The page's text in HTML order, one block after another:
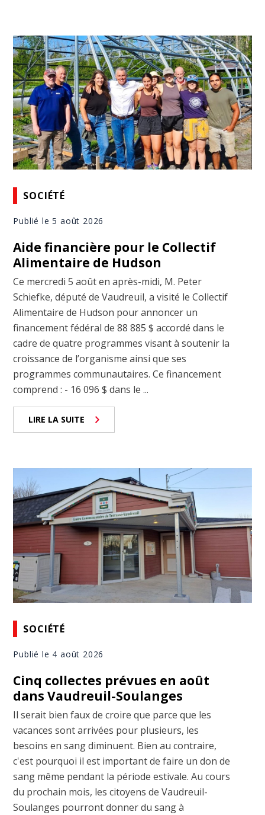
SOCIÉTÉ
Publié le 5 août 2026
Aide financière pour le Collectif
Alimentaire de Hudson
Ce mercredi 5 août en après-midi, M. Peter
Schiefke, député de Vaudreuil, a visité le Collectif
Alimentaire de Hudson pour annoncer un
financement fédéral de 88 885 $ accordé dans le
cadre de quatre programmes visant à soutenir la
croissance de l’organisme ainsi que ses
programmes communautaires. Ce financement
comprend : - 16 096 $ dans le ...
LIRE LA SUITE
SOCIÉTÉ
Publié le 4 août 2026
Cinq collectes prévues en août
dans Vaudreuil-Soulanges
Il serait bien faux de croire que parce que les
vacances sont arrivées pour plusieurs, les
besoins en sang diminuent. Bien au contraire,
c'est pourquoi il est important de faire un don de
sang même pendant la période estivale. Au cours
du prochain mois, les citoyens de Vaudreuil-
Soulanges pourront donner du sang à